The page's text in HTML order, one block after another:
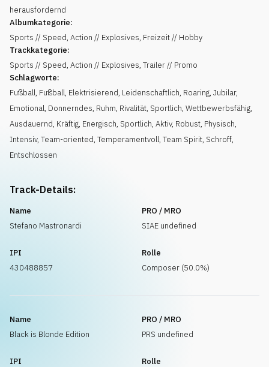
herausfordernd
Albumkategorie:
Sports // Speed, Action // Explosives, Freizeit // Hobby
Trackkategorie:
Sports // Speed, Action // Explosives, Trailer // Promo
Schlagworte:
Fußball, Fußball, Elektrisierend, Leidenschaftlich, Roaring, Jubilar,
Emotional, Donnerndes, Ruhm, Rivalität, Sportlich, Wettbewerbsfähig,
Ausdauernd, Kräftig, Energisch, Sportlich, Aktiv, Robust, Physisch,
Intensiv, Team-oriented, Temperamentvoll, Team Spirit, Schroff,
Entschlossen
Track-Details:
Name
Stefano Mastronardi
PRO / MRO
SIAE undefined
IPI
430488857
Rolle
Composer (50.0%)
Name
Black is Blonde Edition
PRO / MRO
PRS undefined
IPI
Rolle